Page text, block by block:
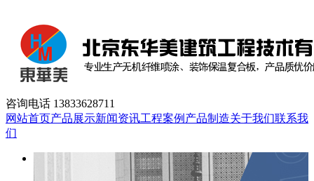
咨询电话 13833628711
网站首页产品展示新闻资讯工程案例 产品制造关于我们联系我
们